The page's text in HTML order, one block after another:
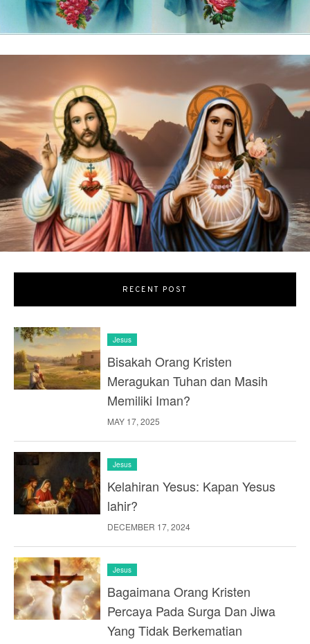
RECENT POST
Jesus
Bisakah Orang Kristen
Meragukan Tuhan dan Masih
Memiliki Iman?
MAY 17, 2025
Jesus
Kelahiran Yesus: Kapan Yesus
lahir?
DECEMBER 17, 2024
Jesus
Bagaimana Orang Kristen
Percaya Pada Surga Dan Jiwa
Yang Tidak Berkematian